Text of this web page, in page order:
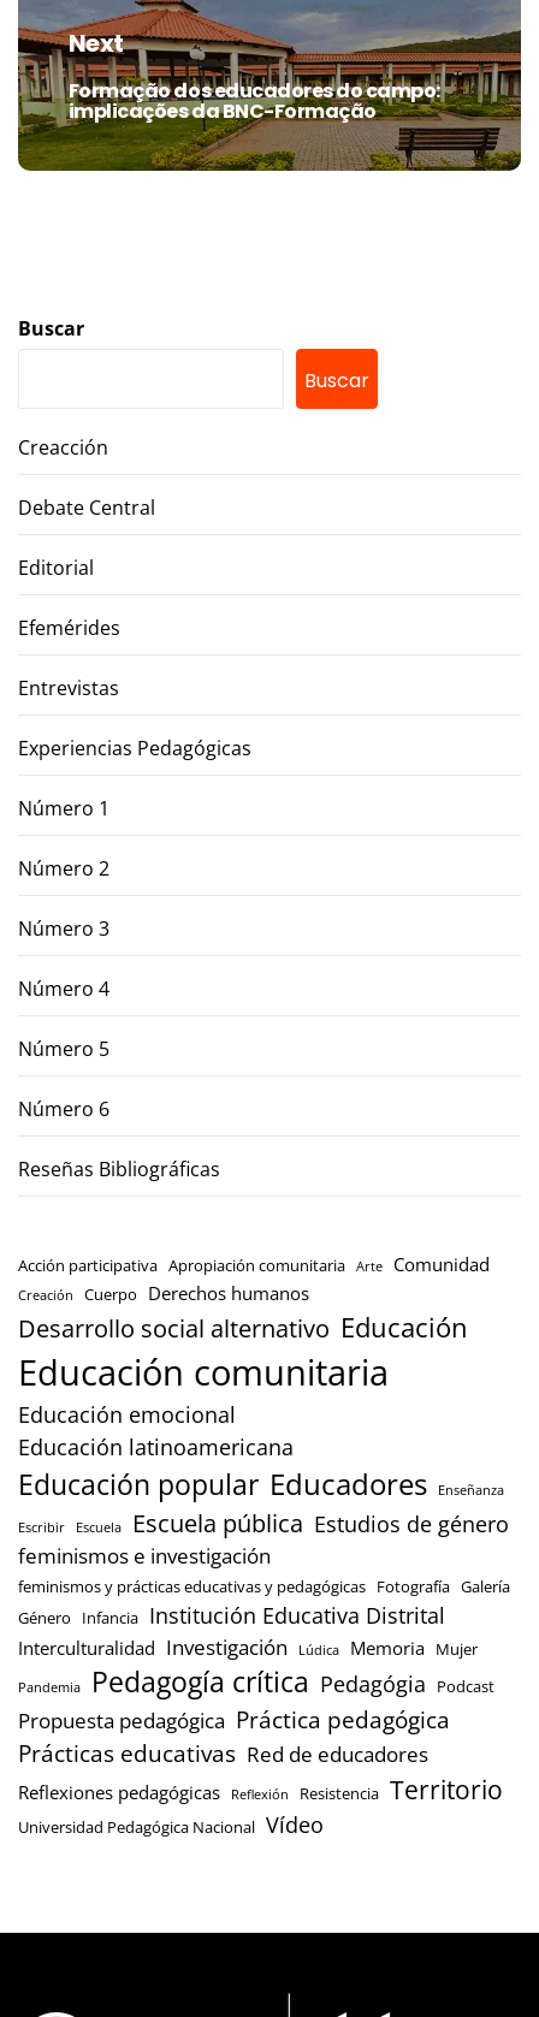
Next
Next
post:
Formação dos educadores do campo:
implicações da BNC-Formação
Buscar
Buscar
Creacción
Debate Central
Editorial
Efemérides
Entrevistas
Experiencias Pedagógicas
Número 1
Número 2
Número 3
Número 4
Número 5
Número 6
Reseñas Bibliográficas
Acción participativa Apropiación comunitaria Arte Comunidad
Creación Cuerpo Derechos humanos
Desarrollo social alternativo Educación
Educación comunitaria
Educación emocional
Educación latinoamericana
Educación popular Educadores Enseñanza
Escribir Escuela Escuela pública Estudios de género
feminismos e investigación
feminismos y prácticas educativas y pedagógicas Fotografía Galería
Género
Infancia Institución Educativa Distrital
Interculturalidad Investigación Lúdica Memoria Mujer
Pandemia Pedagogía crítica Pedagógia Podcast
Propuesta pedagógica Práctica pedagógica
Prácticas educativas Red de educadores
Reflexiones pedagógicas Reflexión Resistencia Territorio
Universidad Pedagógica Nacional Vídeo